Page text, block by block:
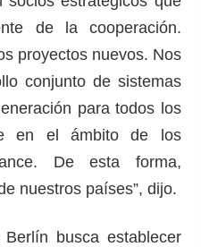
de la cooperación.
proyectos nuevos. Nos
conjunto de sistemas
para todos los
en el ámbito de los
De esta forma,
nuestros países”, dijo.
busca establecer